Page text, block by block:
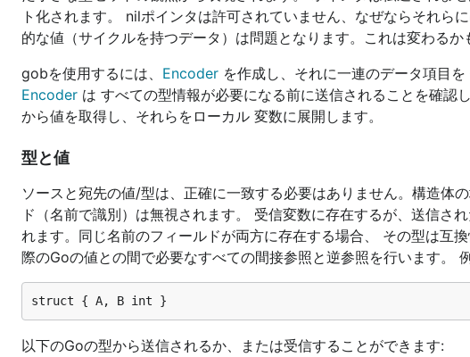
ト化されます。 nilポインタは許可されていません、なぜならそれら
的な値（サイクルを持つデータ）は問題となります。これは変わるか
gobを使用するには、 Encoder を作成し、それに一連のデータ項目
Encoder は すべての型情報が必要になる前に送信されることを確認
から値を取得し、それらをローカル 変数に展開します。
型と値
ソースと宛先の値/型は、正確に一致する必要はありません。構造体
ド（名前で識別）は無視されます。 受信変数に存在するが、送信さ
れます。同じ名前のフィールドが両方に存在する場合、 その型は互
際のGoの値との間で必要なすべての間接参照と逆参照を行います。
以下のGoの型から送信されるか、または受信することができます: